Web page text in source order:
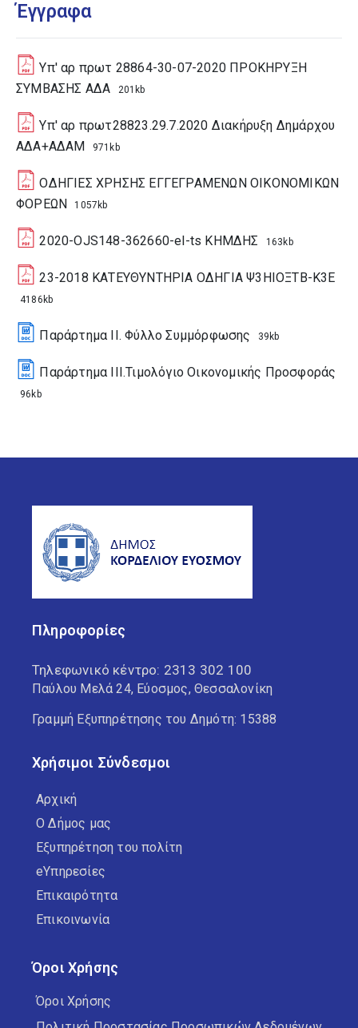
Έγγραφα
Υπ' αρ πρωτ 28864-30-07-2020 ΠΡΟΚΗΡΥΞΗ
ΣΥΜΒΑΣΗΣ ΑΔΑ
201kb
Υπ' αρ πρωτ28823.29.7.2020 Διακήρυξη Δημάρχου
ΑΔΑ+ΑΔΑΜ
971kb
ΟΔΗΓΙΕΣ ΧΡΗΣΗΣ ΕΓΓΕΓΡΑΜΕΝΩΝ ΟΙΚΟΝΟΜΙΚΩΝ
ΦΟΡΕΩΝ
1057kb
2020-OJS148-362660-el-ts ΚΗΜΔΗΣ 163kb
23-2018 ΚΑΤΕΥΘΥΝΤΗΡΙΑ ΟΔΗΓΙΑ Ψ3ΗΙΟΞΤΒ-Κ3Ε
4186kb
Παράρτημα ΙΙ. Φύλλο Συμμόρφωσης 39kb
Παράρτημα III.Τιμολόγιο Οικονομικής Προσφοράς
96kb
Πληροφορίες
Τηλεφωνικό κέντρο: 2313 302 100
Παύλου Μελά 24, Εύοσμος, Θεσσαλονίκη
Γραμμή Εξυπηρέτησης του Δημότη: 15388
Χρήσιμοι Σύνδεσμοι
Αρχική
Ο Δήμος μας
Εξυπηρέτηση του πολίτη
eΥπηρεσίες
Επικαιρότητα
Επικοινωνία
Όροι Χρήσης
Όροι Χρήσης